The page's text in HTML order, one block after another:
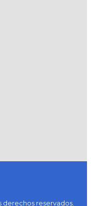
derechos reservados.